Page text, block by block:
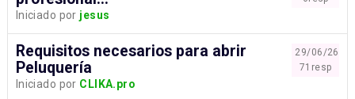
Iniciado por jesus
29/06/26
71resp
Requisitos necesarios para abrir
Peluquería
Iniciado por CLIKA.pro